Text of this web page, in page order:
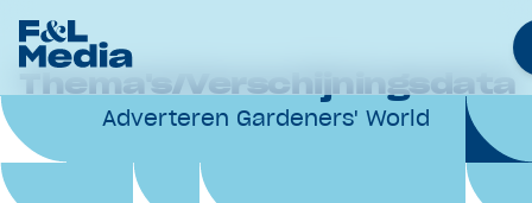
Merken
Thema's/Verschijningsdata
Adverteren Gardeners' World